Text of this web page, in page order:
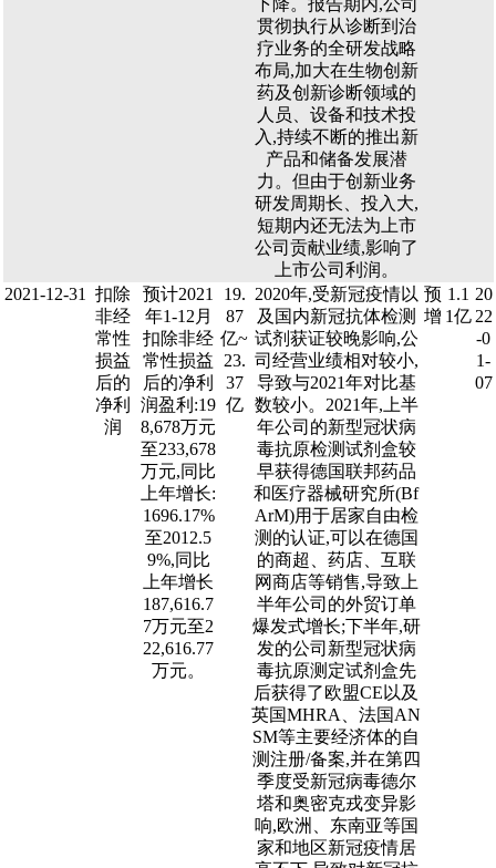
下降。报告期内,公司
贯彻执行从诊断到治
疗业务的全研发战略
布局,加大在生物创新
药及创新诊断领域的
人员、设备和技术投
入,持续不断的推出新
产品和储备发展潜
力。但由于创新业务
研发周期长、投入大,
短期内还无法为上市
公司贡献业绩,影响了
上市公司利润。
2021-12-31
扣除
非经
常性
损益
后的
净利
润
预计2021
年1-12月
扣除非经
常性损益
后的净利
润盈利:19
8,678万元
至233,678
万元,同比
上年增长:
1696.17%
至2012.5
9%,同比
上年增长
187,616.7
7万元至2
22,616.77
万元。
19.
87
亿~
23.
37
亿
2020年,受新冠疫情以
及国内新冠抗体检测
试剂获证较晚影响,公
司经营业绩相对较小,
导致与2021年对比基
数较小。2021年,上半
年公司的新型冠状病
毒抗原检测试剂盒较
早获得德国联邦药品
和医疗器械研究所(Bf
ArM)用于居家自由检
测的认证,可以在德国
的商超、药店、互联
网商店等销售,导致上
半年公司的外贸订单
爆发式增长;下半年,研
发的公司新型冠状病
毒抗原测定试剂盒先
后获得了欧盟CE以及
英国MHRA、法国AN
SM等主要经济体的自
测注册/备案,并在第四
季度受新冠病毒德尔
塔和奥密克戎变异影
响,欧洲、东南亚等国
家和地区新冠疫情居
预
增
1.1
1亿
20
22
-0
1-
07